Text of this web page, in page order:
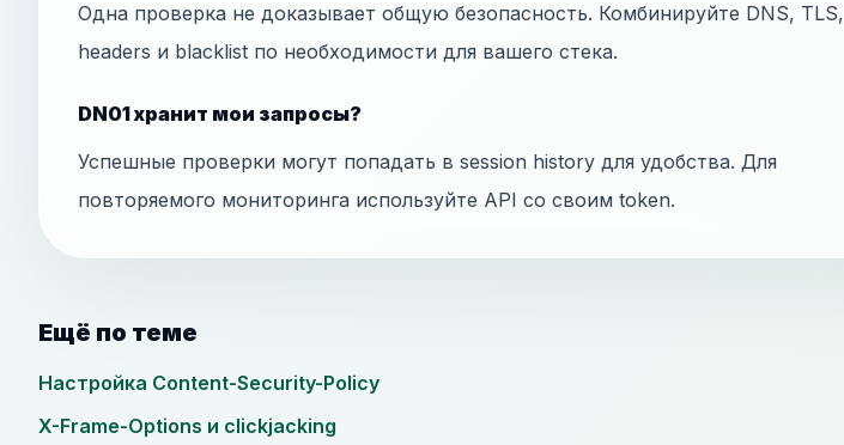
Одна проверка не доказывает общую безопасность. Комбинируйте DNS, TLS,
headers и blacklist по необходимости для вашего стека.
DN01 хранит мои запросы?
Успешные проверки могут попадать в session history для удобства. Для
повторяемого мониторинга используйте API со своим token.
Ещё по теме
Настройка Content-Security-Policy
X-Frame-Options и clickjacking